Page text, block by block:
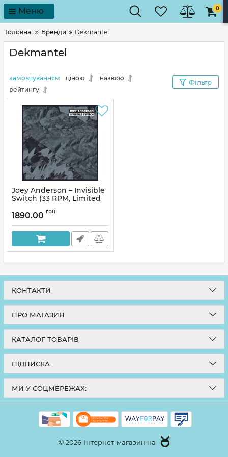
Меню 0
Головна Бренди Dekmantel
Dekmantel
замовчуванням ціною
назвою
рейтингу
Фільтр
Joey Anderson – Invisible
Switch (33 RPM, Limited
Артикул: 205774
1890.00 грн
КОНТАКТИ
ПРО МАГАЗИН
КАТАЛОГ ТОВАРІВ
ПІДПИСКА
МИ У СОЦМЕРЕЖАХ:
© 2026 Інтернет-магазин на